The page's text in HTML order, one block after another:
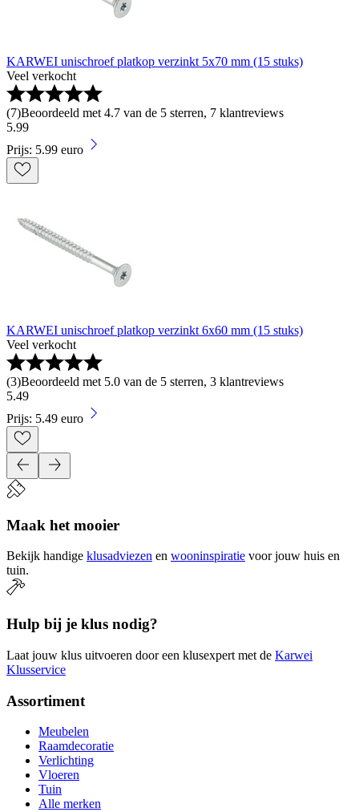
KARWEI unischroef platkop verzinkt 5x70 mm (15 stuks)
Veel verkocht
(7)Beoordeeld met 4.7 van de 5 sterren, 7 klantreviews
5.99
Prijs: 5.99 euro
KARWEI unischroef platkop verzinkt 6x60 mm (15 stuks)
Veel verkocht
(3)Beoordeeld met 5.0 van de 5 sterren, 3 klantreviews
5.49
Prijs: 5.49 euro
Maak het mooier
Bekijk handige klusadviezen en wooninspiratie voor jouw huis en
tuin.
Hulp bij je klus nodig?
Laat jouw klus uitvoeren door een klusexpert met de Karwei
Klusservice
Assortiment
Meubelen
Raamdecoratie
Verlichting
Vloeren
Tuin
Alle merken